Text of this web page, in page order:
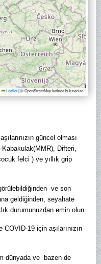
Leaflet|© OpenStreetMap katkıda bulunanlar
güncel olması
Kabakulak(MMR), Difteri,
felci ) ve yıllık grip
ve son
geldiğinden, seyahate
durumunuzdan emin olun.
19 için aşılarınızın
dünyada ve bazen de